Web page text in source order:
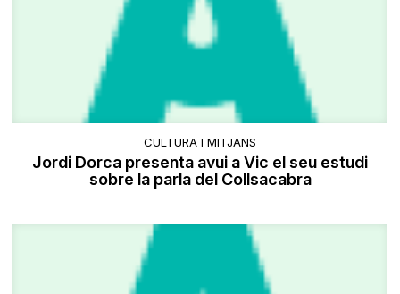
CULTURA I MITJANS
Jordi Dorca presenta avui a Vic el seu estudi
sobre la parla del Collsacabra